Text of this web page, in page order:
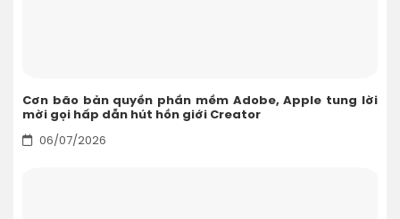
Cơn bão bản quyền phần mềm Adobe, Apple tung lời
mời gọi hấp dẫn hút hồn giới Creator
06/07/2026